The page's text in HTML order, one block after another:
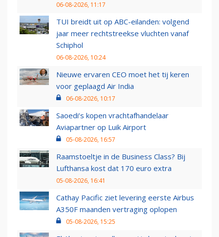
06-08-2026, 11:17
TUI breidt uit op ABC-eilanden: volgend
jaar meer rechtstreekse vluchten vanaf
Schiphol
06-08-2026, 10:24
Nieuwe ervaren CEO moet het tij keren
voor geplaagd Air India
06-08-2026, 10:17
Saoedi’s kopen vrachtafhandelaar
Aviapartner op Luik Airport
05-08-2026, 16:57
Raamstoeltje in de Business Class? Bij
Lufthansa kost dat 170 euro extra
05-08-2026, 16:41
Cathay Pacific ziet levering eerste Airbus
A350F maanden vertraging oplopen
05-08-2026, 15:25